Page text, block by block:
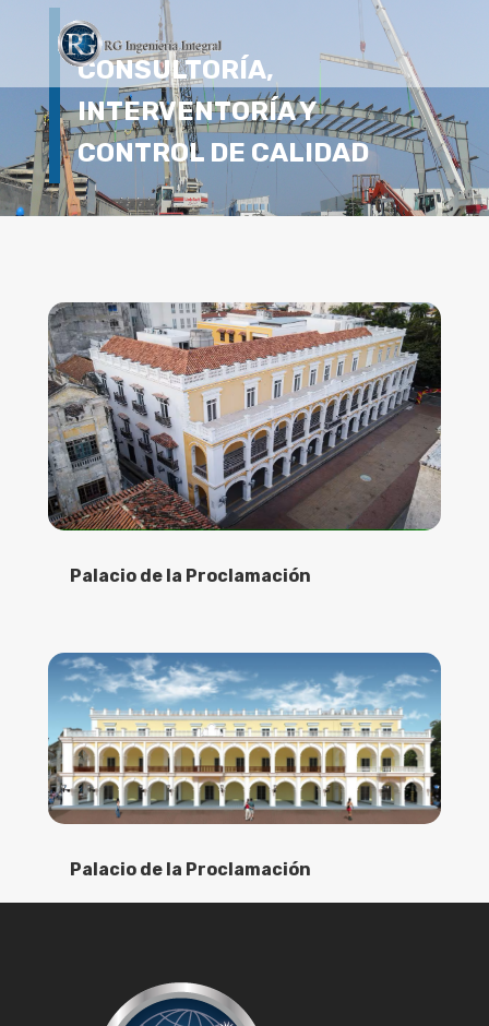
CONSULTORÍA,
INTERVENTORÍA Y
CONTROL DE CALIDAD
Palacio de la Proclamación
Palacio de la Proclamación